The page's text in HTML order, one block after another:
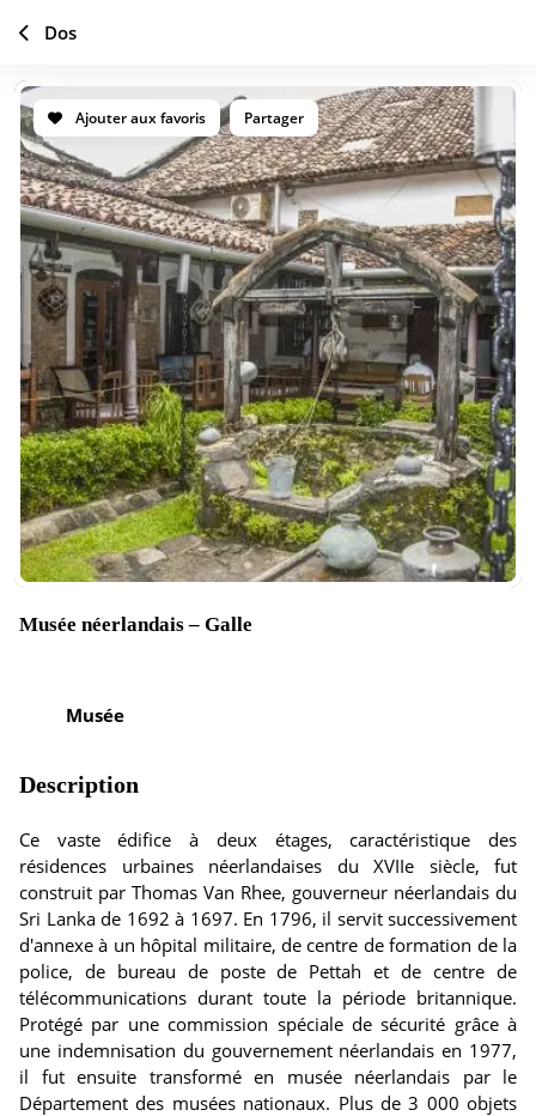
Ajouter aux favoris Partager
Musée néerlandais – Galle
Musée
Description
Ce vaste édifice à deux étages, caractéristique des
résidences urbaines néerlandaises du XVIIe siècle, fut
construit par Thomas Van Rhee, gouverneur néerlandais du
Sri Lanka de 1692 à 1697. En 1796, il servit successivement
d'annexe à un hôpital militaire, de centre de formation de la
police, de bureau de poste de Pettah et de centre de
télécommunications durant toute la période britannique.
Protégé par une commission spéciale de sécurité grâce à
une indemnisation du gouvernement néerlandais en 1977,
il fut ensuite transformé en musée néerlandais par le
Département des musées nationaux. Plus de 3 000 objets
Dos